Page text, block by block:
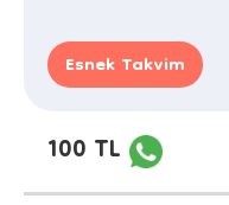
Esnek Takvim
100 TL